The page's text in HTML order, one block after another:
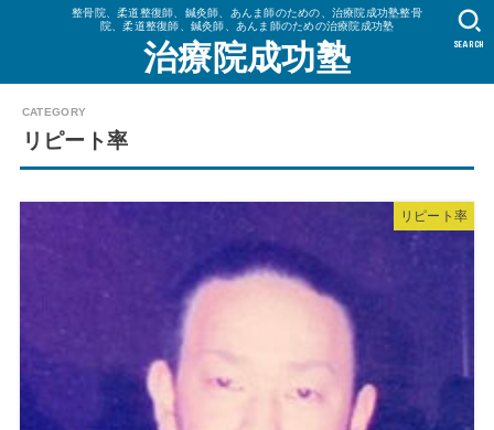
整骨院、柔道整復師、鍼灸師、あんま師のための、治療院成功塾整骨
院、柔道整復師、鍼灸師、あんま師のための治療院成功塾
治療院成功塾 SEARCH
リピート率
リピート率